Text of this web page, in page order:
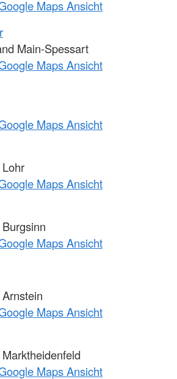
Maps Ansicht
Main-Spessart
Maps Ansicht
Maps Ansicht
Maps Ansicht
Maps Ansicht
Maps Ansicht
Maps Ansicht